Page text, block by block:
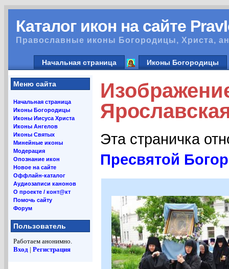
Каталог икон на сайте
Православные иконы Богородицы, Христа,
Начальная страница Иконы Богородицы
Меню сайта
Начальная страница
Иконы Богородицы
Иконы Иисуса Христа
Иконы Ангелов
Иконы Святых
Минейные иконы
Модерация
Опознание икон
Новое на сайте
Оффлайн-каталог
Аудиозаписи канонов
О проекте / конт@кт
Помочь сайту
Форум
Пользователь
Работаем анонимно.
Вход | Регистрация
Эта страничка
Пресвятой